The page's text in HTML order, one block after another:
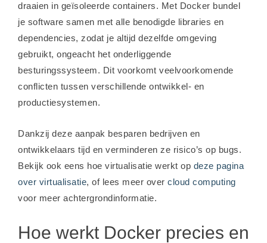
draaien in geïsoleerde containers. Met Docker bundel
je software samen met alle benodigde libraries en
dependencies, zodat je altijd dezelfde omgeving
gebruikt, ongeacht het onderliggende
besturingssysteem. Dit voorkomt veelvoorkomende
conflicten tussen verschillende ontwikkel- en
productiesystemen.
Dankzij deze aanpak besparen bedrijven en
ontwikkelaars tijd en verminderen ze risico’s op bugs.
Bekijk ook eens hoe virtualisatie werkt op deze pagina
over virtualisatie, of lees meer over cloud computing
voor meer achtergrondinformatie.
Hoe werkt Docker precies en